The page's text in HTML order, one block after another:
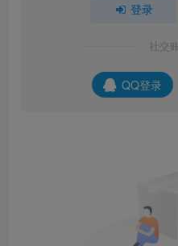
登录
社交
QQ登录